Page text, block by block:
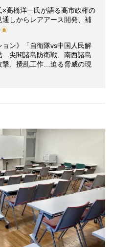
×高橋洋一氏が語る高市政権の
しからレアアース開発、補
ョン》「自衛隊vs中国人民解
尖閣諸島防衛戦、南西諸島
撃、攪乱工作…迫る脅威の現